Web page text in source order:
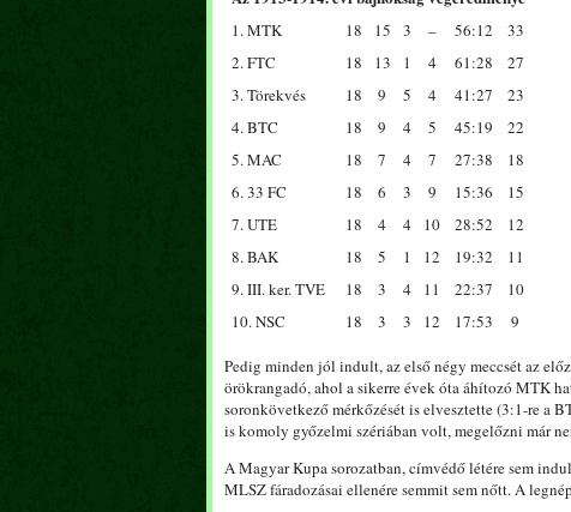
1. MTK 18 15 3 – 56:12
33
2. FTC
18 13 1 4 61:28
27
3. Törekvés
18 9 5 4 41:27
23
4. BTC
18 9 4 5 45:19
22
5. MAC
18 7 4 7 27:38
18
6. 33 FC
18 6 3 9 15:36
15
7. UTE
18 4 4 10 28:52
12
8. BAK
18 5 1 12 19:32
11
9. III. ker. TVE
18 3 4 11 22:37
10
10. NSC
18 3 3 12 17:53 9
Pedig minden jól indult, az első négy meccsét az
örökrangadó, ahol a sikerre évek óta áhítozó MTK
soronkövetkező mérkőzését is elvesztette (3:1-re a
is komoly győzelmi szériában volt, megelőzni már
A Magyar Kupa sorozatban, címvédő létére sem
MLSZ fáradozásai ellenére semmit sem nőtt. A